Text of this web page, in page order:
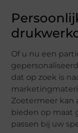
Of u nu een
dat op zoek is
Zoetermeer kan
bieden op maat
passen bij uw